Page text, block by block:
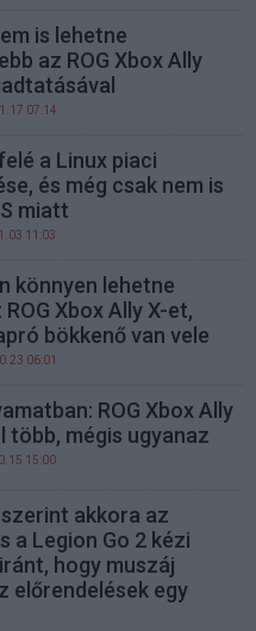
is lehetne
az ROG Xbox Ally
07:14
a Linux piaci
és még csak nem is
miatt
11:03
könnyen lehetne
Xbox Ally X-et,
bökkenő van vele
06:01
ROG Xbox Ally
több, mégis ugyanaz
15:00
akkora az
a Legion Go 2 kézi
hogy muszáj
előrendelések egy